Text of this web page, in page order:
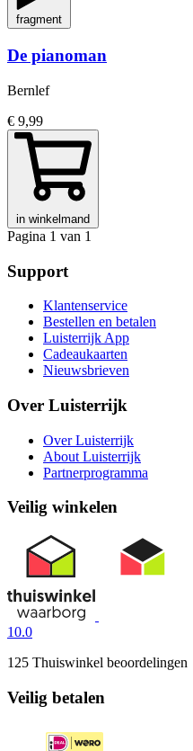
fragment
De pianoman
Bernlef
€ 9,99
in winkelmand
Pagina 1 van 1
Support
Klantenservice
Bestellen en betalen
Luisterrijk App
Cadeaukaarten
Nieuwsbrieven
Over Luisterrijk
Over Luisterrijk
About Luisterrijk
Partnerprogramma
Veilig winkelen
10.0
125 Thuiswinkel beoordelingen
Veilig betalen